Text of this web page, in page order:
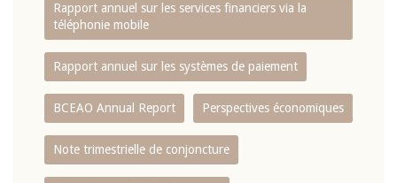
Rapport annuel sur les services financiers via la
téléphonie mobile
Rapport annuel sur les systèmes de paiement
BCEAO Annual Report Perspectives économiques
Note trimestrielle de conjoncture